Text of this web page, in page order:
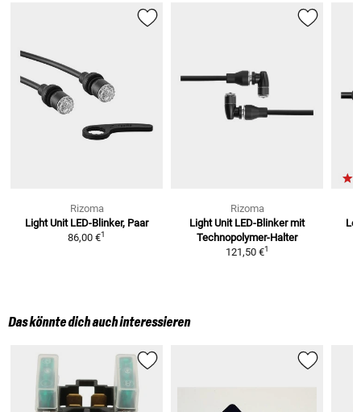
Rizoma
Light Unit LED-Blinker, Paar
86,00 €1
Rizoma
Light Unit LED-Blinker mit
Technopolymer-Halter
121,50 €1
Das könnte dich auch interessieren